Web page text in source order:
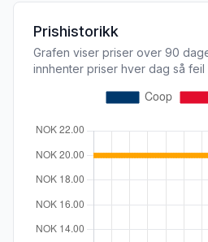
Prishistorikk
Grafen viser priser over 90
innhenter priser hver dag så feil